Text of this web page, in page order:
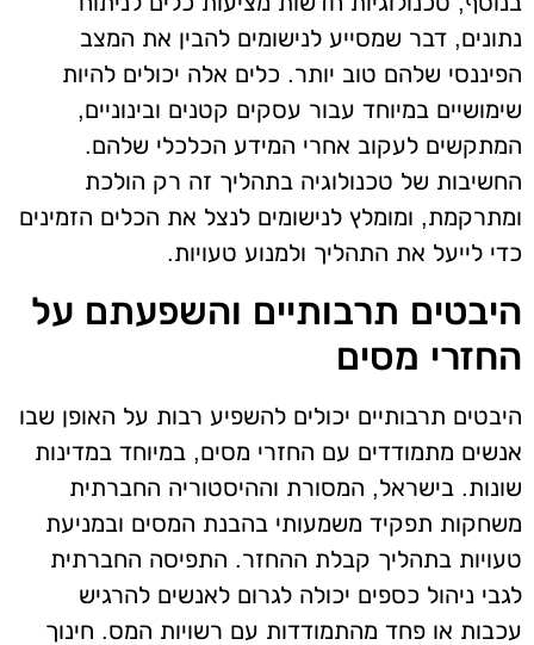
נתונים, דבר שמסייע לנישומים להבין את המצב
הפיננסי שלהם טוב יותר. כלים אלה יכולים להיות
שימושיים במיוחד עבור עסקים קטנים ובינוניים,
המתקשים לעקוב אחרי המידע הכלכלי שלהם.
החשיבות של טכנולוגיה בתהליך זה רק הולכת
ומתרקמת, ומומלץ לנישומים לנצל את הכלים הזמינים
כדי לייעל את התהליך ולמנוע טעויות.
היבטים תרבותיים והשפעתם על
החזרי מסים
היבטים תרבותיים יכולים להשפיע רבות על האופן שבו
אנשים מתמודדים עם החזרי מסים, במיוחד במדינות
שונות. בישראל, המסורת וההיסטוריה החברתית
משחקות תפקיד משמעותי בהבנת המסים ובמניעת
טעויות בתהליך קבלת ההחזר. התפיסה החברתית
לגבי ניהול כספים יכולה לגרום לאנשים להרגיש
עכבות או פחד מהתמודדות עם רשויות המס. חינוך